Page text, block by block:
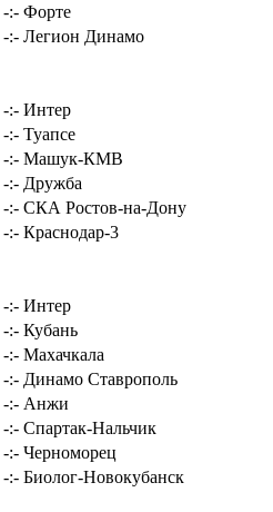
-:- Форте
-:- Легион Динамо
-:- Интер
-:- Туапсе
-:- Машук-КМВ
-:- Дружба
-:- СКА Ростов-на-Дону
-:- Краснодар-3
-:- Интер
-:- Кубань
-:- Махачкала
-:- Динамо Ставрополь
-:- Анжи
-:- Спартак-Нальчик
-:- Черноморец
-:- Биолог-Новокубанск